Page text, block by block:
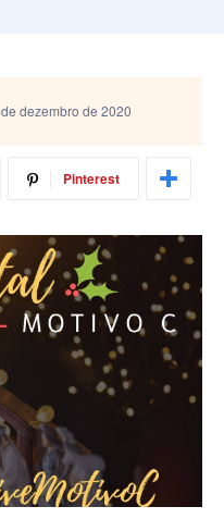
dezembro de 2020
Pinterest